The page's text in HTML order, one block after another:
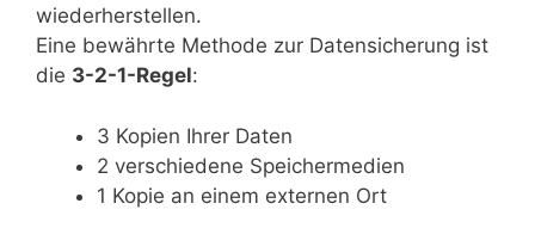
wiederherstellen.
Eine bewährte Methode zur Datensicherung ist
die 3-2-1-Regel:
3 Kopien Ihrer Daten
2 verschiedene Speichermedien
1 Kopie an einem externen Ort